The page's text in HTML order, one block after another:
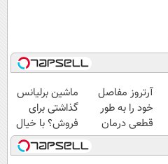
آرتروز مفاصل
خود را به طور
قطعی درمان
کنید!
◗پرسش‌نامه◖
ماشین برلیانس
گذاشتی برای
فروش؟ با خیال
راحت بفروش